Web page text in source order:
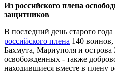
Из российского плена
защитников
В последний день старого года
российского плена 140
Бахмута, Мариуполя и
освобожденных - также
находившиеся вместе в плену